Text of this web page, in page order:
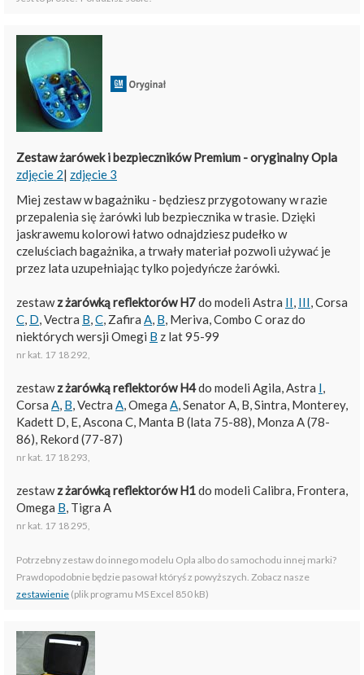
Zestaw żarówek i bezpieczników Premium - oryginalny Opla
zdjęcie 2| zdjęcie 3
Miej zestaw w bagażniku - będziesz przygotowany w razie
przepalenia się żarówki lub bezpiecznika w trasie. Dzięki
jaskrawemu kolorowi łatwo odnajdziesz pudełko w
czeluściach bagażnika, a trwały materiał pozwoli używać je
przez lata uzupełniając tylko pojedyńcze żarówki.
zestawz żarówką reflektorów H7do modeli Astra II, III, Corsa
C, D, Vectra B,C, Zafira A, B, Meriva, Combo C oraz do
niektórych wersji Omegi B z lat 95-99
nr kat. 17 18 292,
zestawz żarówką reflektorów H4do modeli Agila, Astra I,
Corsa A, B, Vectra A, Omega A, Senator A, B, Sintra, Monterey,
Kadett D, E, Ascona C, Manta B (lata 75-88), Monza A (78-
86), Rekord (77-87)
nr kat. 17 18 293,
zestawz żarówką reflektorów H1do modeli Calibra, Frontera,
Omega B, Tigra A
nr kat. 17 18 295,
Potrzebny zestaw do innego modelu Opla albo do samochodu innej marki?
Prawdopodobnie będzie pasował któryś z powyższych. Zobacz nasze
zestawienie (plik programu MS Excel 850 kB)